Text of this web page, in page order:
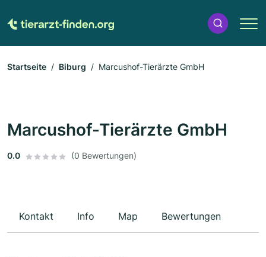
Startseite Biburg Marcushof-Tierärzte GmbH
Marcushof-Tierärzte GmbH
0.0 (0 Bewertungen)
Kontakt Info Map Bewertungen